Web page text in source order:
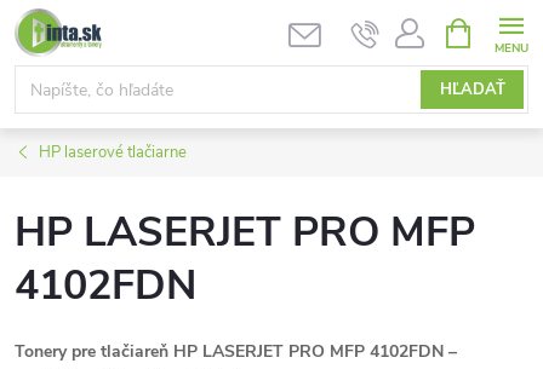
Prejsť
na
obsah
HĽADAŤ
KOŠÍK
HP laserové tlačiarne
HP LASERJET PRO MFP
4102FDN
Tonery pre tlačiareň HP LASERJET PRO MFP 4102FDN –